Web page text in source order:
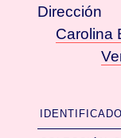
Dirección
Carolina